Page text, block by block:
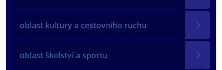
oblast kultury a cestovního ruchu
oblast školství a sportu